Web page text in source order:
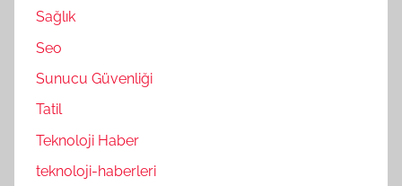
Sağlık
Seo
Sunucu Güvenliği
Tatil
Teknoloji Haber
teknoloji-haberleri